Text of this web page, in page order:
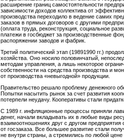
расширение границ самостоятельности
зависимости доходов коллектива от
производства переходило в ведение самих
заказов в прямых договоров с другими
(оплата труда, реконструкция, социальное
платежи в госбюджет за производственные
распоряжении заводов и фабрик.
Третий политический этап (19891990 гг.)
хозяйства. Оно носило половинчатый,
методам управления, а лишь некоторое
собственности на средства производства и
от производства «невыгодной» продукции.
Правительство решало проблему денежного
Попытки насытить рынок за счет развития
потерпели неудачу. Кооперативы стали
С 1989 г. инфляционные процессы приняли
денег, начали вкладывать их в любые виды
взаимоотношениях друг с другом предприятия
от госзаказа. Все большее развитие стали
не внутри страны, а стремились по любой цене